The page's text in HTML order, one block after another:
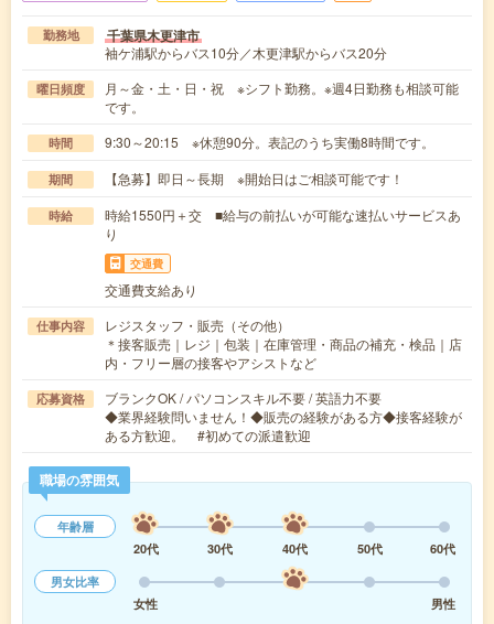
勤務地 千葉県木更津市
袖ケ浦駅からバス10分／木更津駅からバス20分
曜日頻度
月～金・土・日・祝 ※シフト勤務。※週4日勤務も相談可能
です。
時間 9:30～20:15 ※休憩90分。表記のうち実働8時間です。
期間 【急募】即日～長期 ※開始日はご相談可能です！
時給
時給1550円＋交 ■給与の前払いが可能な速払いサービスあ
り
交通費
交通費支給あり
仕事内容
レジスタッフ・販売（その他）
＊接客販売｜レジ｜包装｜在庫管理・商品の補充・検品｜店
内・フリー層の接客やアシストなど
応募資格
ブランクOK / パソコンスキル不要 / 英語力不要
◆業界経験問いません！◆販売の経験がある方◆接客経験が
ある方歓迎。 #初めての派遣歓迎
職場の雰囲気
年齢層
20代
30代 40代 50代
60代
男女比率
女性
男性